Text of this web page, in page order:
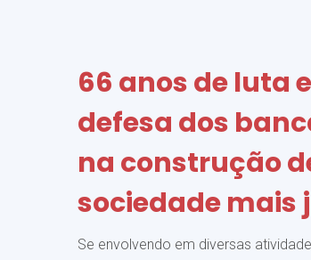
66 anos de luta e
defesa dos
na construção
sociedade mais
Se envolvendo em diversas